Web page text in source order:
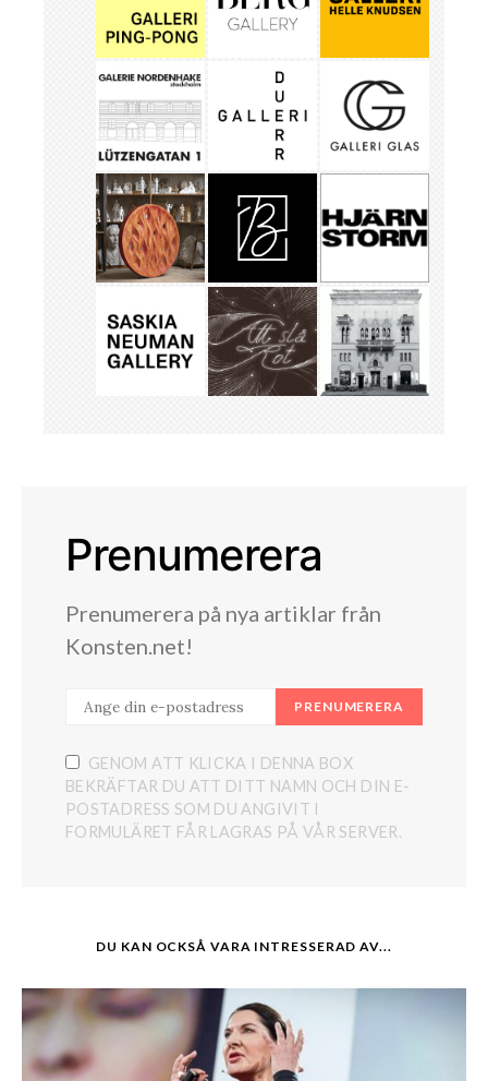
Prenumerera
Prenumerera på nya artiklar från
Konsten.net!
PRENUMERERA
GENOM ATT KLICKA I DENNA BOX
BEKRÄFTAR DU ATT DITT NAMN OCH DIN E-
POSTADRESS SOM DU ANGIVIT I
FORMULÄRET FÅR LAGRAS PÅ VÅR SERVER.
DU KAN OCKSÅ VARA INTRESSERAD AV...